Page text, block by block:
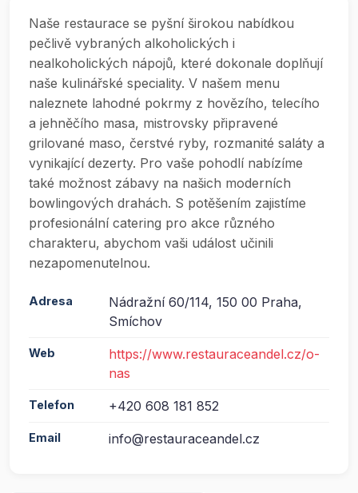
Naše restaurace se pyšní širokou nabídkou
pečlivě vybraných alkoholických i
nealkoholických nápojů, které dokonale doplňují
naše kulinářské speciality. V našem menu
naleznete lahodné pokrmy z hovězího, telecího
a jehněčího masa, mistrovsky připravené
grilované maso, čerstvé ryby, rozmanité saláty a
vynikající dezerty. Pro vaše pohodlí nabízíme
také možnost zábavy na našich moderních
bowlingových drahách. S potěšením zajistíme
profesionální catering pro akce různého
charakteru, abychom vaši událost učinili
nezapomenutelnou.
Adresa
Nádražní 60/114, 150 00 Praha,
Smíchov
Web
https://www.restauraceandel.cz/o-
nas
Telefon +420 608 181 852
Email info@restauraceandel.cz